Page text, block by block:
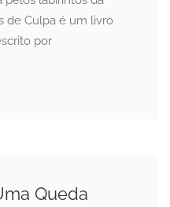
de Culpa é um livro
por
Queda